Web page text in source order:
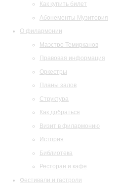
Как купить билет
Абонементы Музитория
О филармонии
Маэстро Темирканов
Правовая информация
Оркестры
Планы залов
Структура
Как добраться
Визит в филармонию
История
Библиотека
Ресторан и кафе
Фестивали и гастроли